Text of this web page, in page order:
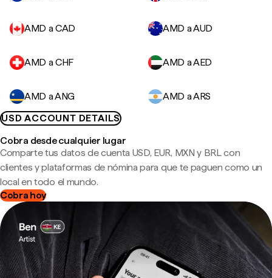
AMD a CAD AMD a AUD
AMD a CHF AMD a AED
AMD a ANG
AMD a ARS
USD ACCOUNT DETAILS
Cobra desde cualquier lugar
Comparte tus datos de cuenta USD, EUR, MXN y BRL con
clientes y plataformas de nómina para que te paguen como un
local en todo el mundo.
Cobra hoy